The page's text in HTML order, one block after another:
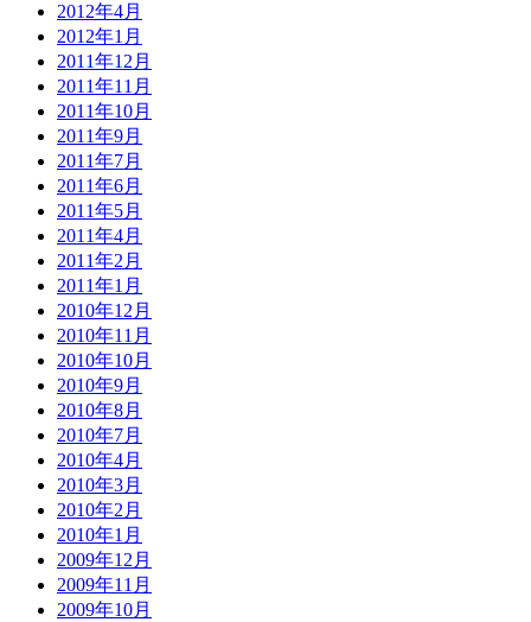
2012年4月
2012年1月
2011年12月
2011年11月
2011年10月
2011年9月
2011年7月
2011年6月
2011年5月
2011年4月
2011年2月
2011年1月
2010年12月
2010年11月
2010年10月
2010年9月
2010年8月
2010年7月
2010年4月
2010年3月
2010年2月
2010年1月
2009年12月
2009年11月
2009年10月